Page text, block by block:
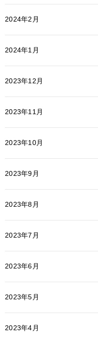
2024年2月
2024年1月
2023年12月
2023年11月
2023年10月
2023年9月
2023年8月
2023年7月
2023年6月
2023年5月
2023年4月